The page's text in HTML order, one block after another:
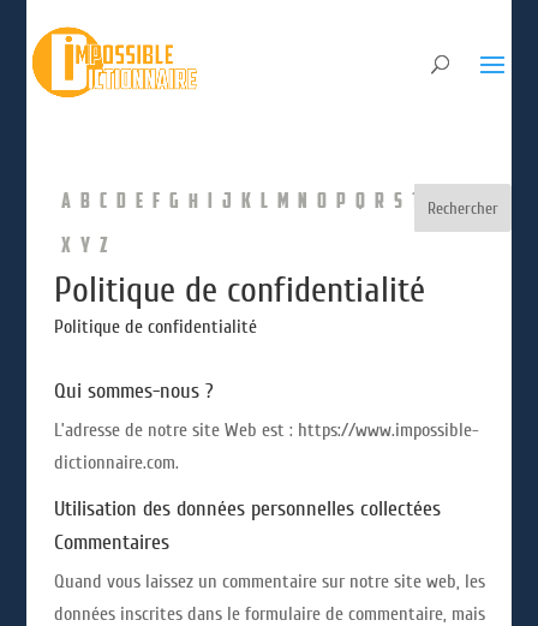
A B C D E F G H I J K L M N O P Q R S T U V W
X Y Z
Politique de confidentialité
Politique de confidentialité
Qui sommes-nous ?
L’adresse de notre site Web est : https://www.impossible-
dictionnaire.com.
Utilisation des données personnelles collectées
Commentaires
Quand vous laissez un commentaire sur notre site web, les
données inscrites dans le formulaire de commentaire, mais